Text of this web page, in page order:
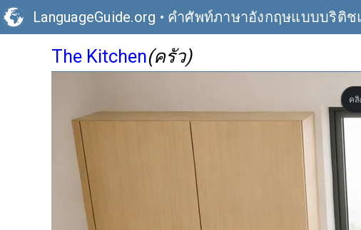
LanguageGuide.org • คำศัพท์ภาษาอังกฤษแบบบริติ
The Kitchen(ครัว)
คลิ